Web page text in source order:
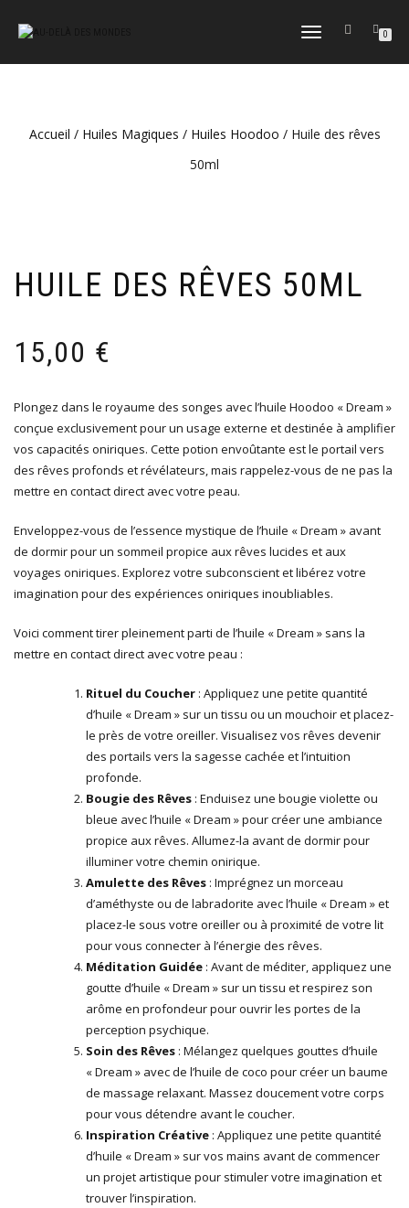
DÉPLIER
NAVIGATION
0
Accueil / Huiles Magiques / Huiles Hoodoo / Huile des rêves
50ml
HUILE DES RÊVES 50ML
15,00 €
Plongez dans le royaume des songes avec l’huile Hoodoo « Dream »
conçue exclusivement pour un usage externe et destinée à amplifier
vos capacités oniriques. Cette potion envoûtante est le portail vers
des rêves profonds et révélateurs, mais rappelez-vous de ne pas la
mettre en contact direct avec votre peau.
Enveloppez-vous de l’essence mystique de l’huile « Dream » avant
de dormir pour un sommeil propice aux rêves lucides et aux
voyages oniriques. Explorez votre subconscient et libérez votre
imagination pour des expériences oniriques inoubliables.
Voici comment tirer pleinement parti de l’huile « Dream » sans la
mettre en contact direct avec votre peau :
Rituel du Coucher : Appliquez une petite quantité
d’huile « Dream » sur un tissu ou un mouchoir et placez-
le près de votre oreiller. Visualisez vos rêves devenir
des portails vers la sagesse cachée et l’intuition
profonde.
Bougie des Rêves : Enduisez une bougie violette ou
bleue avec l’huile « Dream » pour créer une ambiance
propice aux rêves. Allumez-la avant de dormir pour
illuminer votre chemin onirique.
Amulette des Rêves : Imprégnez un morceau
d’améthyste ou de labradorite avec l’huile « Dream » et
placez-le sous votre oreiller ou à proximité de votre lit
pour vous connecter à l’énergie des rêves.
Méditation Guidée : Avant de méditer, appliquez une
goutte d’huile « Dream » sur un tissu et respirez son
arôme en profondeur pour ouvrir les portes de la
perception psychique.
Soin des Rêves : Mélangez quelques gouttes d’huile
« Dream » avec de l’huile de coco pour créer un baume
de massage relaxant. Massez doucement votre corps
pour vous détendre avant le coucher.
Inspiration Créative : Appliquez une petite quantité
d’huile « Dream » sur vos mains avant de commencer
un projet artistique pour stimuler votre imagination et
trouver l’inspiration.